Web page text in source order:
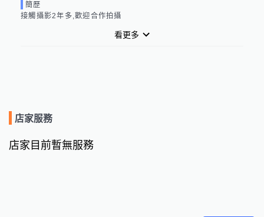
簡歷
接觸攝影2年多,歡迎合作拍攝
看更多
店家服務
店家目前暫無服務